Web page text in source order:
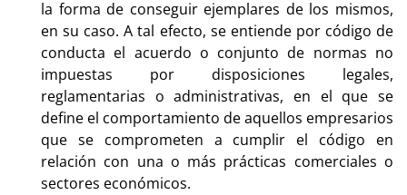
la forma de conseguir ejemplares de los mismos,
en su caso. A tal efecto, se entiende por código de
conducta el acuerdo o conjunto de normas no
impuestas por disposiciones legales,
reglamentarias o administrativas, en el que se
define el comportamiento de aquellos empresarios
que se comprometen a cumplir el código en
relación con una o más prácticas comerciales o
sectores económicos.